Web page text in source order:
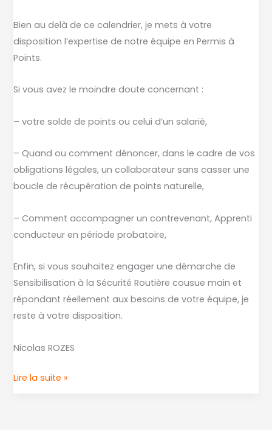
Bien au delà de ce calendrier, je mets à votre
disposition l’expertise de notre équipe en Permis à
Points.
Si vous avez le moindre doute concernant :
– votre solde de points ou celui d’un salarié,
– Quand ou comment dénoncer, dans le cadre de vos
obligations légales, un collaborateur sans casser une
boucle de récupération de points naturelle,
– Comment accompagner un contrevenant, Apprenti
conducteur en période probatoire,
Enfin, si vous souhaitez engager une démarche de
Sensibilisation à la Sécurité Routière cousue main et
répondant réellement aux besoins de votre équipe, je
reste à votre disposition.
Nicolas ROZES
basés
sur
le
le
le
et
le
31.
Lire la suite »